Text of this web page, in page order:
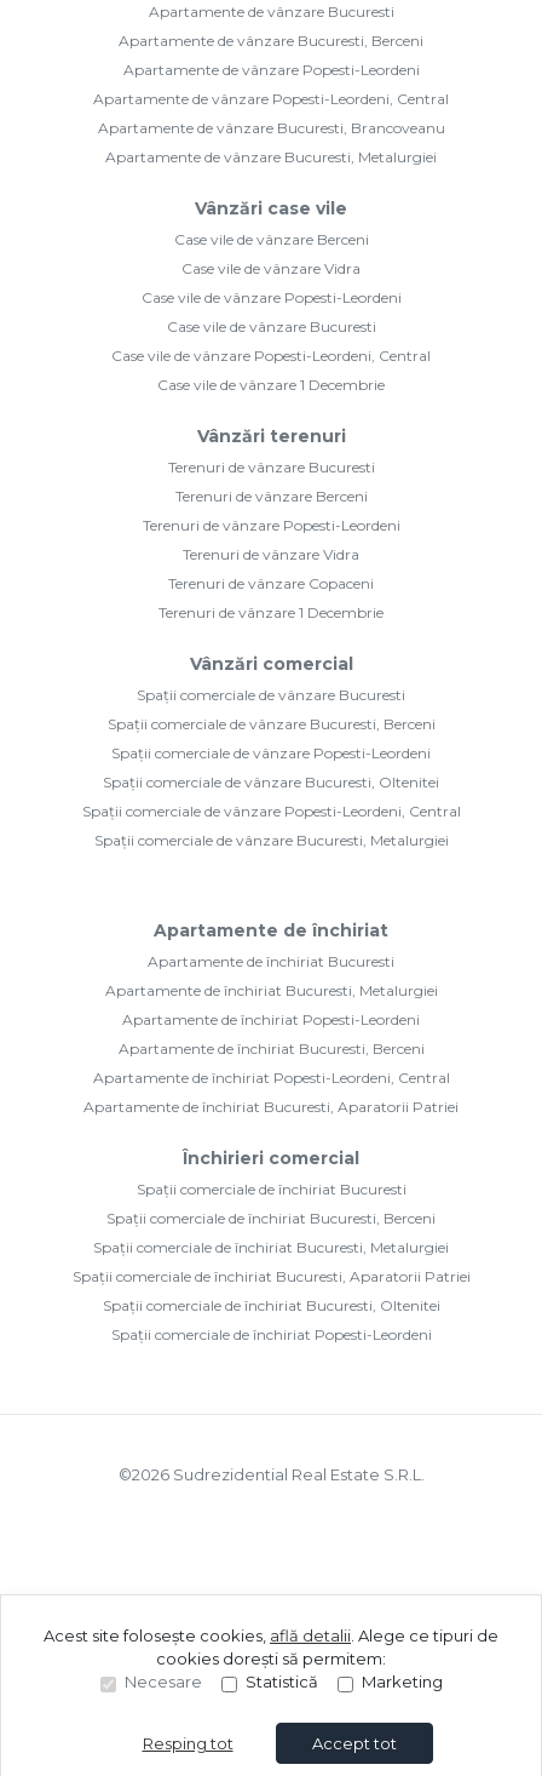
Apartamente de vânzare Bucuresti
Apartamente de vânzare Bucuresti, Berceni
Apartamente de vânzare Popesti-Leordeni
Apartamente de vânzare Popesti-Leordeni, Central
Apartamente de vânzare Bucuresti, Brancoveanu
Apartamente de vânzare Bucuresti, Metalurgiei
Vânzări case vile
Case vile de vânzare Berceni
Case vile de vânzare Vidra
Case vile de vânzare Popesti-Leordeni
Case vile de vânzare Bucuresti
Case vile de vânzare Popesti-Leordeni, Central
Case vile de vânzare 1 Decembrie
Vânzări terenuri
Terenuri de vânzare Bucuresti
Terenuri de vânzare Berceni
Terenuri de vânzare Popesti-Leordeni
Terenuri de vânzare Vidra
Terenuri de vânzare Copaceni
Terenuri de vânzare 1 Decembrie
Vânzări comercial
Spații comerciale de vânzare Bucuresti
Spații comerciale de vânzare Bucuresti, Berceni
Spații comerciale de vânzare Popesti-Leordeni
Spații comerciale de vânzare Bucuresti, Oltenitei
Spații comerciale de vânzare Popesti-Leordeni, Central
Spații comerciale de vânzare Bucuresti, Metalurgiei
Apartamente de închiriat
Apartamente de închiriat Bucuresti
Apartamente de închiriat Bucuresti, Metalurgiei
Apartamente de închiriat Popesti-Leordeni
Apartamente de închiriat Bucuresti, Berceni
Apartamente de închiriat Popesti-Leordeni, Central
Apartamente de închiriat Bucuresti, Aparatorii Patriei
Închirieri comercial
Spații comerciale de închiriat Bucuresti
Spații comerciale de închiriat Bucuresti, Berceni
Spații comerciale de închiriat Bucuresti, Metalurgiei
Spații comerciale de închiriat Bucuresti, Aparatorii Patriei
Spații comerciale de închiriat Bucuresti, Oltenitei
Spații comerciale de închiriat Popesti-Leordeni
©2026Sudrezidential Real Estate S.R.L.
Acest site folosește cookies, află detalii Alege ce tipuri de
cookies dorești să permitem:
Necesare
Statistică Marketing
Resping tot Accept tot